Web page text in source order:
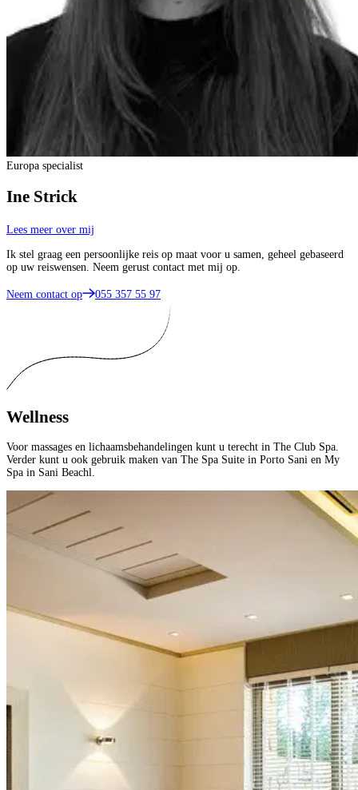
Europa specialist
Ine Strick
Lees meer over mij
Ik stel graag een persoonlijke reis op maat voor u samen, geheel gebaseerd
op uw reiswensen. Neem gerust contact met mij op.
Neem contact op 055 357 55 97
Wellness
Voor massages en lichaamsbehandelingen kunt u terecht in The Club Spa.
Verder kunt u ook gebruik maken van The Spa Suite in Porto Sani en My
Spa in Sani Beachl.